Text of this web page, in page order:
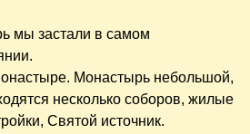
мы застали в самом
Монастырь небольшой,
несколько соборов, жилые
Святой источник.